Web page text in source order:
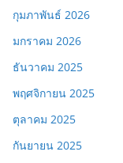
กุมภาพันธ์ 2026
มกราคม 2026
ธันวาคม 2025
พฤศจิกายน 2025
ตุลาคม 2025
กันยายน 2025